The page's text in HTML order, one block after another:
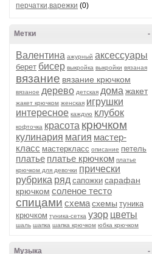
перчатки,варежки (0)
-
Метки
Валентина ажурный аксессуары
берет бисер выкройка выкройки вязаная
вязание вязание крючком
вязаное дерево детская дома жакет
жакет крючком женская игрушки
интересное каждую клубок
кофточка красота крючком
кулинария магия мастер-
класс мастеркласс описание петель
платье платье крючком платье
крючком для девочки прически
рубрика ряд сапожки сарафан
крючком соленое тесто
спицами схемасхемы туника
крючком туника-сетка узор цветы
шаль шапка шапка крючком юбка крючком
-
Музыка